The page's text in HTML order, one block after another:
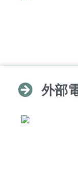
外部